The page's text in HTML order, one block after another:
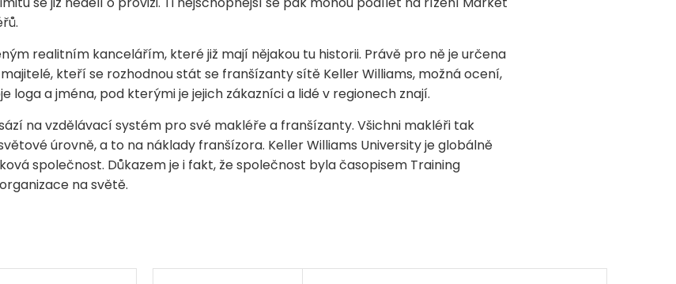
realitním kancelářím, které již mají nějakou tu historii. Právě pro ně je určena
kteří se rozhodnou stát se franšízanty sítě Keller Williams, možná ocení,
loga a jména, pod kterými je jejich zákazníci a lidé v regionech znají.
na vzdělávací systém pro své makléře a franšízanty. Všichni makléři tak
úrovně, a to na náklady franšízora. Keller Williams University je globálně
společnost. Důkazem je i fakt, že společnost byla časopisem Training
na světě.